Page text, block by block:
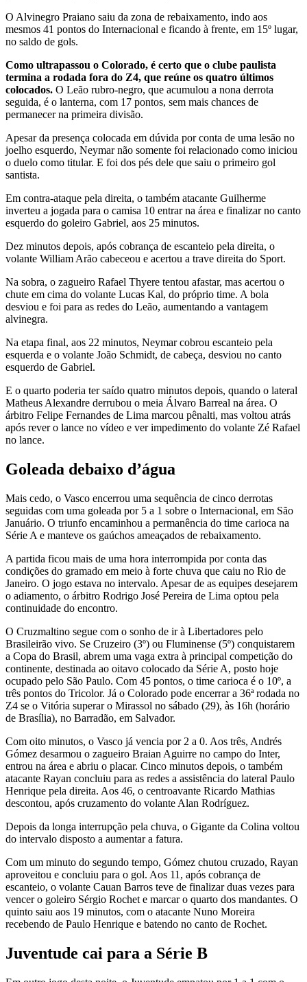
O Alvinegro Praiano saiu da zona de rebaixamento, indo aos
mesmos 41 pontos do Internacional e ficando à frente, em 15º lugar,
no saldo de gols.
Como ultrapassou o Colorado, é certo que o clube paulista
termina a rodada fora do Z4, que reúne os quatro últimos
colocados. O Leão rubro-negro, que acumulou a nona derrota
seguida, é o lanterna, com 17 pontos, sem mais chances de
permanecer na primeira divisão.
Apesar da presença colocada em dúvida por conta de uma lesão no
joelho esquerdo, Neymar não somente foi relacionado como iniciou
o duelo como titular. E foi dos pés dele que saiu o primeiro gol
santista.
Em contra-ataque pela direita, o também atacante Guilherme
inverteu a jogada para o camisa 10 entrar na área e finalizar no canto
esquerdo do goleiro Gabriel, aos 25 minutos.
Dez minutos depois, após cobrança de escanteio pela direita, o
volante William Arão cabeceou e acertou a trave direita do Sport.
Na sobra, o zagueiro Rafael Thyere tentou afastar, mas acertou o
chute em cima do volante Lucas Kal, do próprio time. A bola
desviou e foi para as redes do Leão, aumentando a vantagem
alvinegra.
Na etapa final, aos 22 minutos, Neymar cobrou escanteio pela
esquerda e o volante João Schmidt, de cabeça, desviou no canto
esquerdo de Gabriel.
E o quarto poderia ter saído quatro minutos depois, quando o lateral
Matheus Alexandre derrubou o meia Álvaro Barreal na área. O
árbitro Felipe Fernandes de Lima marcou pênalti, mas voltou atrás
após rever o lance no vídeo e ver impedimento do volante Zé Rafael
no lance.
Goleada debaixo d’água
Mais cedo, o Vasco encerrou uma sequência de cinco derrotas
seguidas com uma goleada por 5 a 1 sobre o Internacional, em São
Januário. O triunfo encaminhou a permanência do time carioca na
Série A e manteve os gaúchos ameaçados de rebaixamento.
A partida ficou mais de uma hora interrompida por conta das
condições do gramado em meio à forte chuva que caiu no Rio de
Janeiro. O jogo estava no intervalo. Apesar de as equipes desejarem
o adiamento, o árbitro Rodrigo José Pereira de Lima optou pela
continuidade do encontro.
O Cruzmaltino segue com o sonho de ir à Libertadores pelo
Brasileirão vivo. Se Cruzeiro (3º) ou Fluminense (5º) conquistarem
a Copa do Brasil, abrem uma vaga extra à principal competição do
continente, destinada ao oitavo colocado da Série A, posto hoje
ocupado pelo São Paulo. Com 45 pontos, o time carioca é o 10º, a
três pontos do Tricolor. Já o Colorado pode encerrar a 36ª rodada no
Z4 se o Vitória superar o Mirassol no sábado (29), às 16h (horário
de Brasília), no Barradão, em Salvador.
Com oito minutos, o Vasco já vencia por 2 a 0. Aos três, Andrés
Gómez desarmou o zagueiro Braian Aguirre no campo do Inter,
entrou na área e abriu o placar. Cinco minutos depois, o também
atacante Rayan concluiu para as redes a assistência do lateral Paulo
Henrique pela direita. Aos 46, o centroavante Ricardo Mathias
descontou, após cruzamento do volante Alan Rodríguez.
Depois da longa interrupção pela chuva, o Gigante da Colina voltou
do intervalo disposto a aumentar a fatura.
Com um minuto do segundo tempo, Gómez chutou cruzado, Rayan
aproveitou e concluiu para o gol. Aos 11, após cobrança de
escanteio, o volante Cauan Barros teve de finalizar duas vezes para
vencer o goleiro Sérgio Rochet e marcar o quarto dos mandantes. O
quinto saiu aos 19 minutos, com o atacante Nuno Moreira
recebendo de Paulo Henrique e batendo no canto de Rochet.
Juventude cai para a Série B